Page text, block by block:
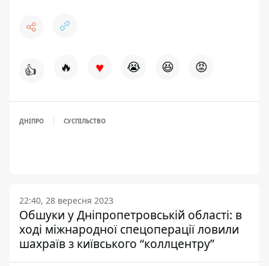
👍 🔥 ♥ 😭 😆 😡
ДНІПРО СУСПІЛЬСТВО
22:40, 28 вересня 2023
Обшуки у Дніпропетровській області: в
ході міжнародної спецоперації ловили
шахраїв з київського “коллцентру”